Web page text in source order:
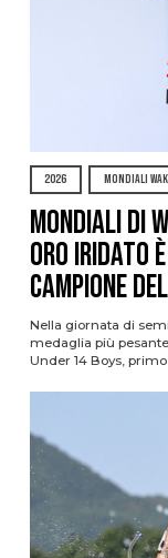
2026 MONDIALI
Mondiali di
oro iridato
campione
Nella giornata di
medaglia più
Under 14 Boys, primo